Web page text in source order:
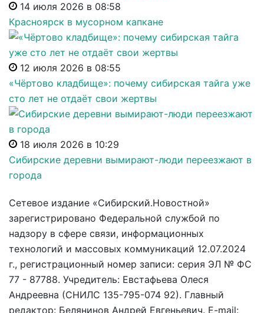
14 июля 2026 в 08:58
Красноярск в мусорном капкане
12 июля 2026 в 08:55
«Чёртово кладбище»: почему сибирская тайга уже
сто лет не отдаёт свои жертвы
18 июля 2026 в 10:29
Сибирские деревни вымирают-люди переезжают в
города
Сетевое издание «Сибирский.Новостной»
зарегистрировано Федеральной службой по
надзору в сфере связи, информационных
технологий и массовых коммуникаций 12.07.2024
г., регистрационный номер записи: серия ЭЛ № ФС
77 - 87788. Учредитель: Евстафьева Олеся
Андреевна (СНИЛС 135-795-074 92). Главный
редактор: Белянинов Андрей Евгеньевич. E-mail: